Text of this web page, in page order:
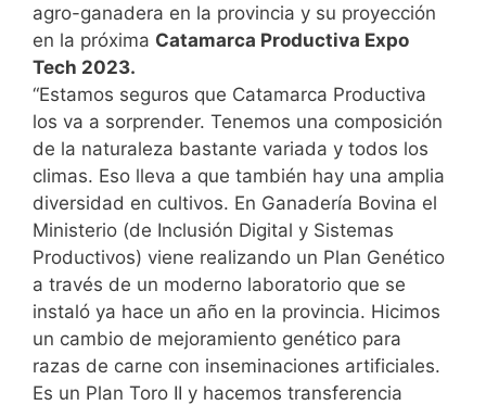
agro-ganadera en la provincia y su proyección
en la próxima Catamarca Productiva Expo
Tech 2023.
“Estamos seguros que Catamarca Productiva
los va a sorprender. Tenemos una composición
de la naturaleza bastante variada y todos los
climas. Eso lleva a que también hay una amplia
diversidad en cultivos. En Ganadería Bovina el
Ministerio (de Inclusión Digital y Sistemas
Productivos) viene realizando un Plan Genético
a través de un moderno laboratorio que se
instaló ya hace un año en la provincia. Hicimos
un cambio de mejoramiento genético para
razas de carne con inseminaciones artificiales.
Es un Plan Toro II y hacemos transferencia